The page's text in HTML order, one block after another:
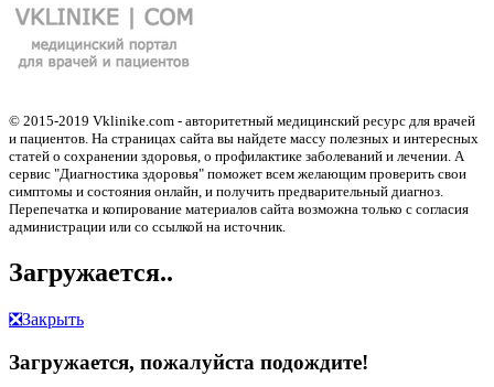
© 2015-2019 Vklinike.com - авторитетный медицинский ресурс для врачей
и пациентов. На страницах сайта вы найдете массу полезных и интересных
статей о сохранении здоровья, о профилактике заболеваний и лечении. А
сервис "Диагностика здоровья" поможет всем желающим проверить свои
симптомы и состояния онлайн, и получить предварительный диагноз.
Перепечатка и копирование материалов сайта возможна только с согласия
администрации или со ссылкой на источник.
Загружается..
❎Закрыть
Загружается, пожалуйста подождите!